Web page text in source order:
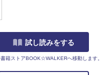
試し読みをする
籍ストアBOOK☆WALKERへ移動します。